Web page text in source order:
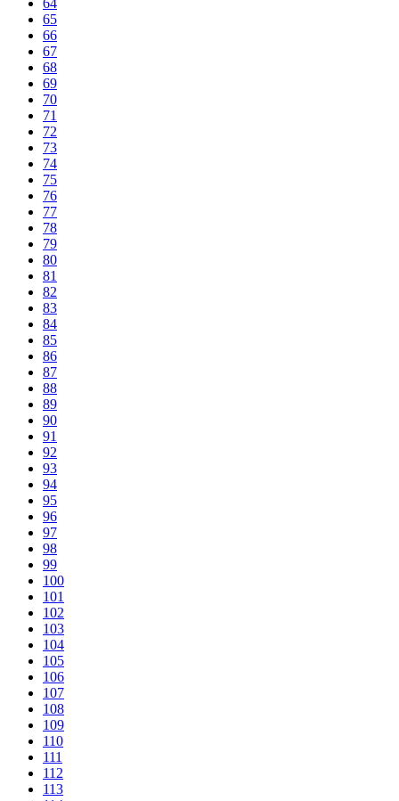
65
66
67
68
69
70
71
72
73
74
75
76
77
78
79
80
81
82
83
84
85
86
87
88
89
90
91
92
93
94
95
96
97
98
99
100
101
102
103
104
105
106
107
108
109
110
111
112
113